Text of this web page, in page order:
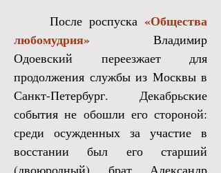
После роспуска «Общества
любомудрия» Владимир
Одоевский переезжает для
продолжения службы из Москвы в
Санкт-Петербург. Декабрьские
события не обошли его стороной:
среди осужденных за участие в
восстании был его старший
(двоюродный) брат Александр